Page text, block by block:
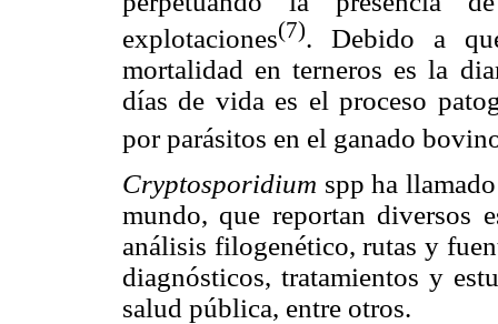
explotaciones(7). Debido a
mortalidad en terneros es la
días de vida es el proceso
por parásitos en el ganado
Cryptosporidium spp ha
mundo, que reportan diversos
análisis filogenético, rutas y
diagnósticos, tratamientos y
salud pública, entre otros.